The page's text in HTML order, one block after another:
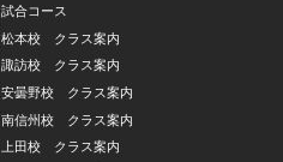
試合コース
松本校 クラス案内
諏訪校 クラス案内
安曇野校 クラス案内
南信州校 クラス案内
上田校 クラス案内